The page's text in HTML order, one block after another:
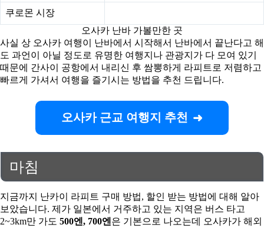
쿠로몬 시장
오사카 난바 가볼만한 곳
사실 상 오사카 여행이 난바에서 시작해서 난바에서 끝난다고 해
도 과언이 아닐 정도로 유명한 여행지나 관광지가 다 모여 있기
때문에 간사이 공항에서 내리신 후 쌈뽕하게 라피트로 저렴하고
빠르게 가셔서 여행을 즐기시는 방법을 추천 드립니다.
오사카 근교 여행지 추천
마침
지금까지 난카이 라피트 구매 방법, 할인 받는 방법에 대해 알아
보았습니다. 제가 일본에서 거주하고 있는 지역은 버스 타고
2~3km만 가도 500엔, 700엔 은 기본으로 나오는데 오사카가 해외